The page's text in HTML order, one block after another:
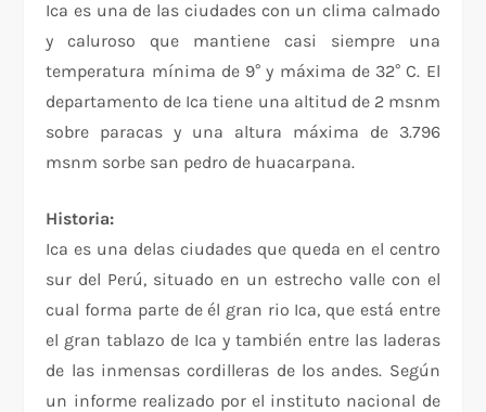
Ica es una de las ciudades con un clima calmado
y caluroso que mantiene casi siempre una
temperatura mínima de 9° y máxima de 32° C. El
departamento de Ica tiene una altitud de 2 msnm
sobre paracas y una altura máxima de 3.796
msnm sorbe san pedro de huacarpana.
Historia:
Ica es una delas ciudades que queda en el centro
sur del Perú, situado en un estrecho valle con el
cual forma parte de él gran rio Ica, que está entre
el gran tablazo de Ica y también entre las laderas
de las inmensas cordilleras de los andes. Según
un informe realizado por el instituto nacional de